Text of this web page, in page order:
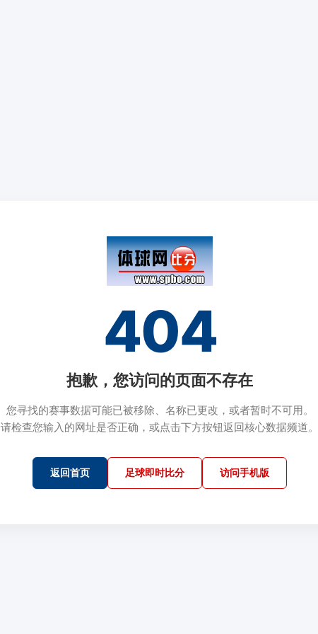
404
抱歉，您访问的页面不存在
您寻找的赛事数据可能已被移除、名称已更改，或者暂时不可用。
请检查您输入的网址是否正确，或点击下方按钮返回核心数据频道。
返回首页 足球即时比分 访问手机版